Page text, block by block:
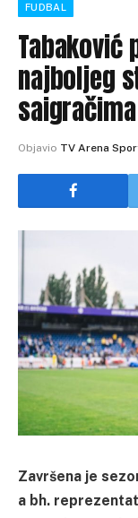
FUDBAL
Tabaković
najboljeg
Objavio TV Arena
Završena je
a bh.